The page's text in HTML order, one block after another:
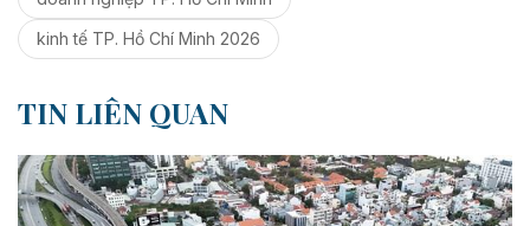
kinh tế TP. Hồ Chí Minh 2026
TIN LIÊN QUAN